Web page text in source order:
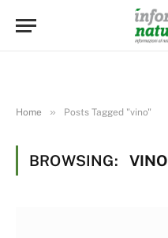
Home » Posts Tagged "vino"
BROWSING: VINO